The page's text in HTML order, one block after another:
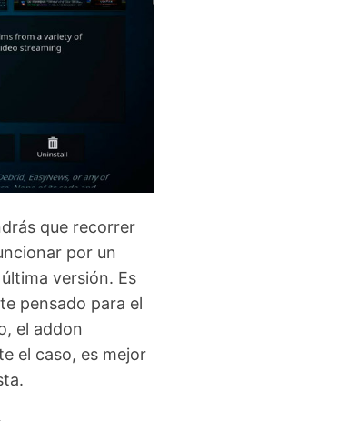
que recorrer
por un
versión. Es
pensado para el
el addon
el caso, es mejor